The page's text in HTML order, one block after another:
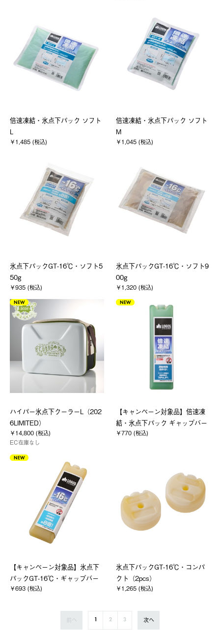
倍速凍結・氷点下パック ソフト
L
￥1,485 (税込)
倍速凍結・氷点下パック ソフト
M
￥1,045 (税込)
氷点下パックGT-16℃・ソフト5
50g
￥935 (税込)
氷点下パックGT-16℃・ソフト9
00g
￥1,320 (税込)
NEW
ハイパー氷点下クーラーL（202
6LIMITED）
￥14,800 (税込)
EC在庫なし
NEW
【キャンペーン対象品】倍速凍
結・氷点下パック ギャップバー
￥770 (税込)
NEW
【キャンペーン対象品】氷点下
パックGT-16℃・ギャップバー
￥693 (税込)
氷点下パックGT-16℃・コンパ
クト（2pcs）
￥1,265 (税込)
前へ 1 2 3 次へ